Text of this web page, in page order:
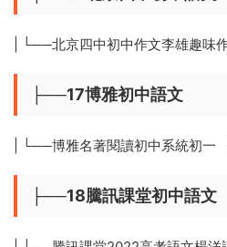
| └──北京四中初中作文李雄趣味
├──17博雅初中語文
| └──博雅名著閱讀初中系統
├──18騰訊課堂初中語文